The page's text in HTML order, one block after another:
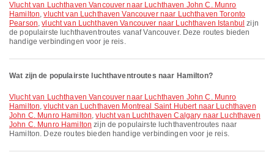
vlucht van Luchthaven Vancouver naar Luchthaven John C. Munro
Hamilton,vlucht van Luchthaven Vancouver naar Luchthaven Toronto
Pearson,vlucht van Luchthaven Vancouver naar Luchthaven Istanbul zijn
de populairste luchthaventroutes vanaf Vancouver. Deze routes bieden
handige verbindingen voor je reis.
Wat zijn de populairste luchthaventroutes naar Hamilton?
vlucht van Luchthaven Vancouver naar Luchthaven John C. Munro
Hamilton,vlucht van Luchthaven Montreal Saint Hubert naar Luchthaven
John C. Munro Hamilton,vlucht van Luchthaven Calgary naar Luchthaven
John C. Munro Hamilton zijn de populairste luchthaventroutes naar
Hamilton. Deze routes bieden handige verbindingen voor je reis.